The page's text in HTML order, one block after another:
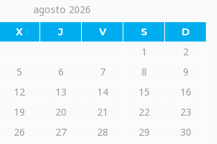
agosto 2026
X J V S D
1
2
5 6 7 8
9
12 13 14 15
16
19 20 21 22
23
26 27 28 29
30